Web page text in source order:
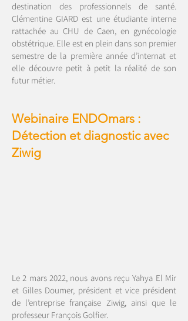
destination des professionnels de santé.
Clémentine GIARD est une étudiante interne
rattachée au CHU de Caen, en gynécologie
obstétrique. Elle est en plein dans son premier
semestre de la première année d’internat et
elle découvre petit à petit la réalité de son
futur métier.
Webinaire ENDOmars :
Détection et diagnostic avec
Ziwig
Le 2 mars 2022, nous avons reçu Yahya El Mir
et Gilles Doumer, président et vice président
de l’entreprise française Ziwig, ainsi que le
professeur François Golfier.